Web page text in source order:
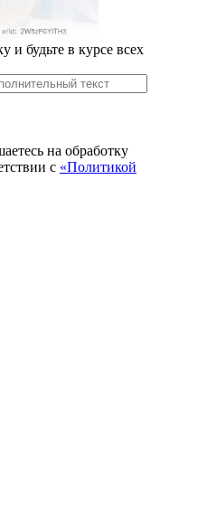
будьте в курсе всех
на обработку
с «Политикой